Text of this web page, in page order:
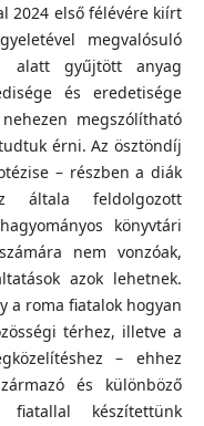
2024 első félévére kiírt
megvalósuló
alatt gyűjtött anyag
és eredetisége
megszólítható
érni. Az ösztöndíj
– részben a diák
általa feldolgozott
könyvtári
nem vonzóak,
azok lehetnek.
a roma fiatalok hogyan
térhez, illetve a
– ehhez
és különböző
fiatallal készítettünk